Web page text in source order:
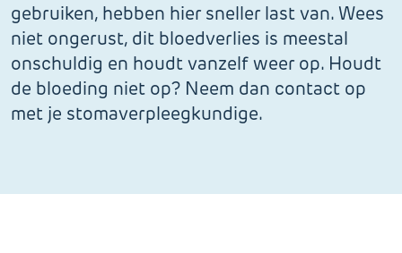
gebruiken, hebben hier sneller last van. Wees
niet ongerust, dit bloedverlies is meestal
onschuldig en houdt vanzelf weer op. Houdt
de bloeding niet op? Neem dan contact op
met je stomaverpleegkundige.